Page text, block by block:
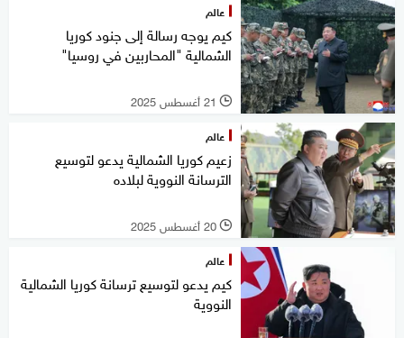
عالم
كيم يوجه رسالة إلى جنود كوريا
الشمالية "المحاربين في روسيا"
l 21 أغسطس 2025
عالم
زعيم كوريا الشمالية يدعو لتوسيع
الترسانة النووية لبلاده
l 20 أغسطس 2025
عالم
كيم يدعو لتوسيع ترسانة كوريا الشمالية
النووية